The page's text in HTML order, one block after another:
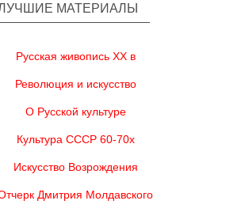
МАТЕРИАЛЫ
Русская живопись XX в
Революция и искусство
О Русской культуре
Культура СССР 60-70х
Искусство Возрождения
Дмитрия Молдавского